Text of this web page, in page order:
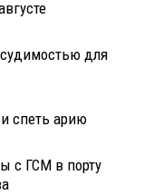
для
спеть арию
с ГСМ в порту